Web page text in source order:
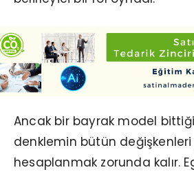
Ancak bir bayrak model
denklemin bütün
hesaplanmak zorunda kalır.